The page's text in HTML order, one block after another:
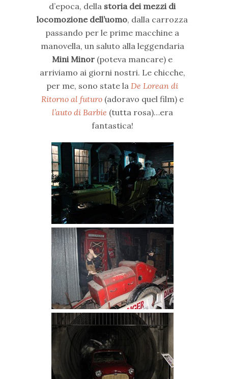
d’epoca, della storia dei mezzi di
locomozione dell’uomo, dalla carrozza
passando per le prime macchine a
manovella, un saluto alla leggendaria
Mini Minor (poteva mancare) e
arriviamo ai giorni nostri. Le chicche,
per me, sono state laDe Lorean di
Ritorno al futuro(adoravo quel film) e
l’auto di Barbie (tutta rosa)…era
fantastica!